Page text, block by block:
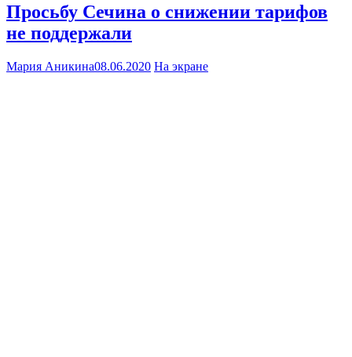
Просьбу Сечина о снижении тарифов
не поддержали
Мария Аникина08.06.2020 На экране